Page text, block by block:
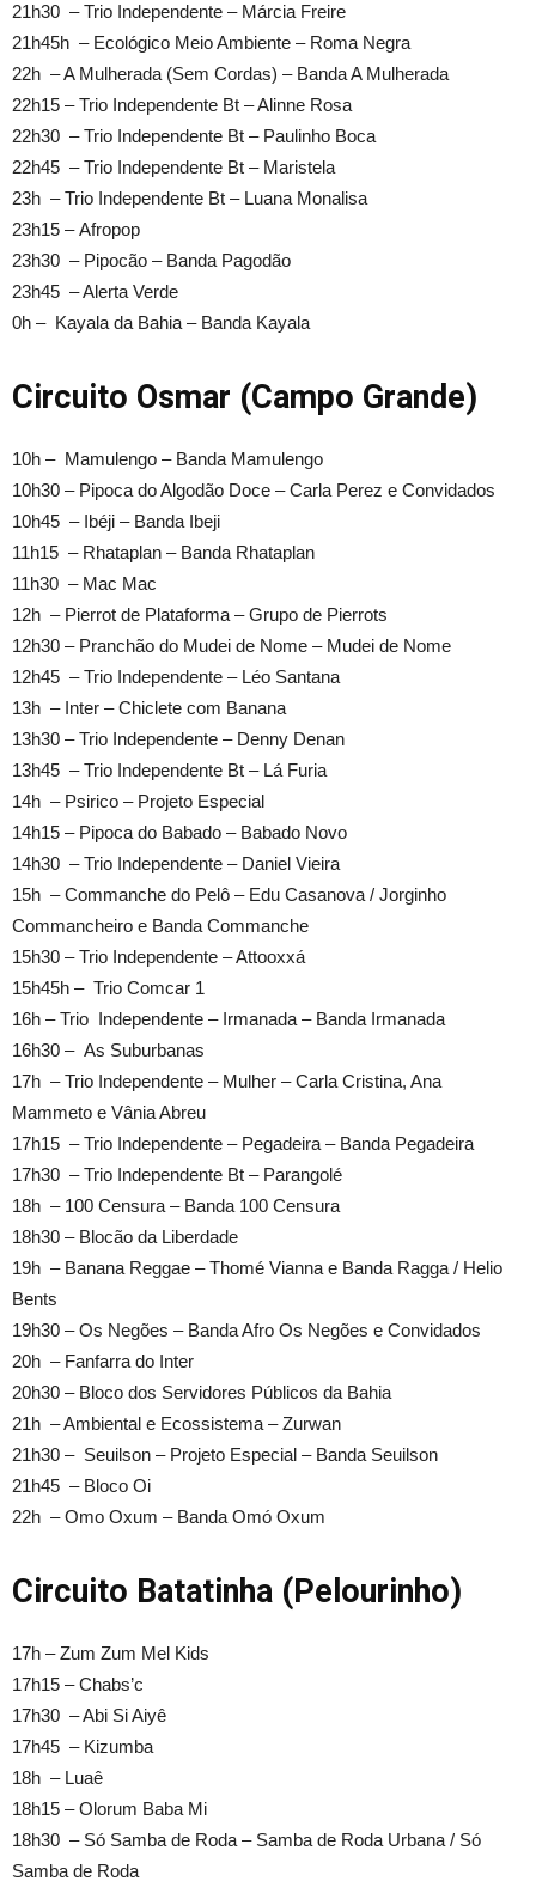
21h30 – Trio Independente – Márcia Freire
21h45h – Ecológico Meio Ambiente – Roma Negra
22h – A Mulherada (Sem Cordas) – Banda A Mulherada
22h15 – Trio Independente Bt – Alinne Rosa
22h30 – Trio Independente Bt – Paulinho Boca
22h45 – Trio Independente Bt – Maristela
23h – Trio Independente Bt – Luana Monalisa
23h15 – Afropop
23h30 – Pipocão – Banda Pagodão
23h45 – Alerta Verde
0h – Kayala da Bahia – Banda Kayala
Circuito Osmar (Campo Grande)
10h – Mamulengo – Banda Mamulengo
10h30 – Pipoca do Algodão Doce – Carla Perez e Convidados
10h45 – Ibéji – Banda Ibeji
11h15 – Rhataplan – Banda Rhataplan
11h30 – Mac Mac
12h – Pierrot de Plataforma – Grupo de Pierrots
12h30 – Pranchão do Mudei de Nome – Mudei de Nome
12h45 – Trio Independente – Léo Santana
13h – Inter – Chiclete com Banana
13h30 – Trio Independente – Denny Denan
13h45 – Trio Independente Bt – Lá Furia
14h – Psirico – Projeto Especial
14h15 – Pipoca do Babado – Babado Novo
14h30 – Trio Independente – Daniel Vieira
15h – Commanche do Pelô – Edu Casanova / Jorginho
Commancheiro e Banda Commanche
15h30 – Trio Independente – Attooxxá
15h45h – Trio Comcar 1
16h – Trio Independente – Irmanada – Banda Irmanada
16h30 – As Suburbanas
17h – Trio Independente – Mulher – Carla Cristina, Ana
Mammeto e Vânia Abreu
17h15 – Trio Independente – Pegadeira – Banda Pegadeira
17h30 – Trio Independente Bt – Parangolé
18h – 100 Censura – Banda 100 Censura
18h30 – Blocão da Liberdade
19h – Banana Reggae – Thomé Vianna e Banda Ragga / Helio
Bents
19h30 – Os Negões – Banda Afro Os Negões e Convidados
20h – Fanfarra do Inter
20h30 – Bloco dos Servidores Públicos da Bahia
21h – Ambiental e Ecossistema – Zurwan
21h30 – Seuilson – Projeto Especial – Banda Seuilson
21h45 – Bloco Oi
22h – Omo Oxum – Banda Omó Oxum
Circuito Batatinha (Pelourinho)
17h – Zum Zum Mel Kids
17h15 – Chabs’c
17h30 – Abi Si Aiyê
17h45 – Kizumba
18h – Luaê
18h15 – Olorum Baba Mi
18h30 – Só Samba de Roda – Samba de Roda Urbana / Só
Samba de Roda